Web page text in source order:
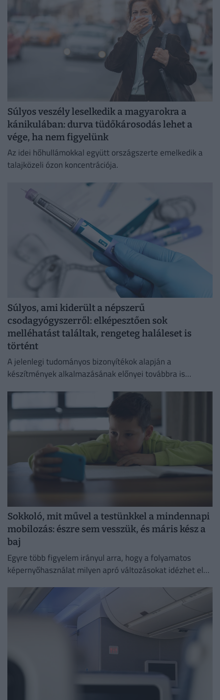
Súlyos veszély leselkedik a magyarokra a
kánikulában: durva tüdőkárosodás lehet a
vége, ha nem figyelünk
Az idei hőhullámokkal együtt országszerte emelkedik a
talajközeli ózon koncentrációja.
Súlyos, ami kiderült a népszerű
csodagyógyszerről: elképesztően sok
melléhatást találtak, rengeteg haláleset is
történt
A jelenlegi tudományos bizonyítékok alapján a
készítmények alkalmazásának előnyei továbbra is
Sokkoló, mit művel a testünkkel a mindennapi
mobilozás: észre sem vesszük, és máris kész a
baj
Egyre több figyelem irányul arra, hogy a folyamatos
képernyőhasználat milyen apró változásokat idézhet elő